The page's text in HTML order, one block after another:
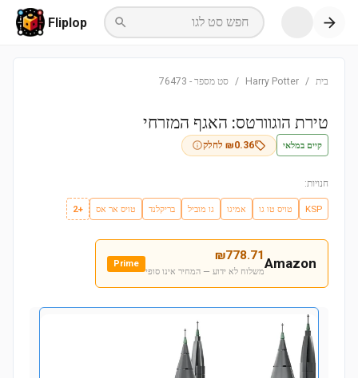
חפש סט לגו Fliplop
בית /
Harry Potter
/ סט מספר -
76473
טירת הוגוורטס: האגף המזרחי
קיים במלאי ₪0.36 לחלק
חנויות:
KSP טויס טו גו אמיגו גו מוביל בריקלנד טויס אר אס +2
Amazon
₪778.71
משלוח לא ידוע — המחיר אינו סופי
Prime